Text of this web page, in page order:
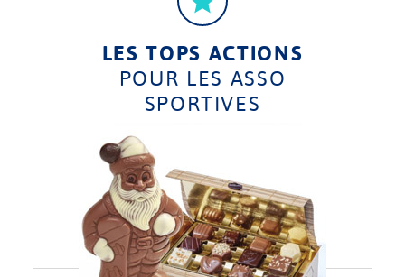
LES TOPS ACTIONS
POUR LES ASSO
SPORTIVES